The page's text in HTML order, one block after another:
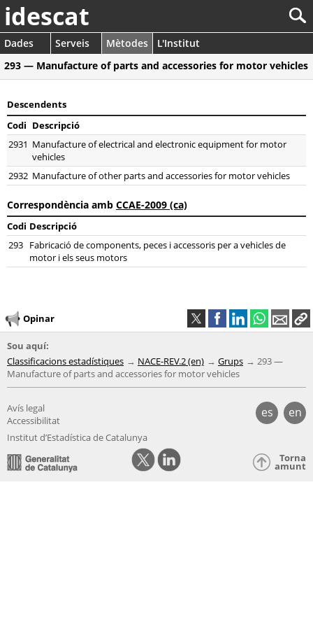
idescat
Dades Serveis Mètodes
L'Institut
293 — Manufacture of parts and accessories for motor vehicles
Descendents
Codi Descripció
2931 Manufacture of electrical and electronic equipment for motor
vehicles
2932 Manufacture of other parts and accessories for motor vehicles
Correspondència amb CCAE-2009 (ca)
Codi Descripció
293 Fabricació de components, peces i accessoris per a vehicles de
motor i els seus motors
Opinar
Sou aquí:
Classificacions estadístiques
NACE-REV.2 (en) Grups
293 —
Manufacture of parts and accessories for motor vehicles
es en
Avís legal
Accessibilitat
Institut d’Estadística de Catalunya
Torna
amunt